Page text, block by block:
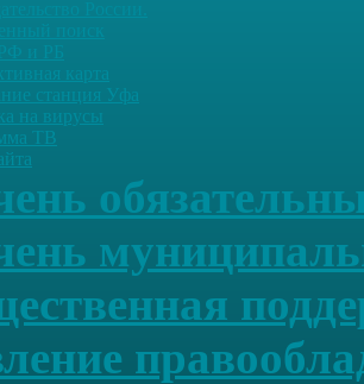
и РБ
карта
станция Уфа
на вирусы
ТВ